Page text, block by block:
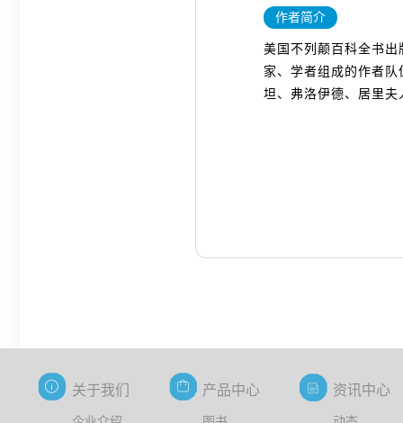
作者简介
美国不列颠百科全书
家、学者组成的作者
坦、弗洛伊德、居里
关于我们 产品中心 资讯中心